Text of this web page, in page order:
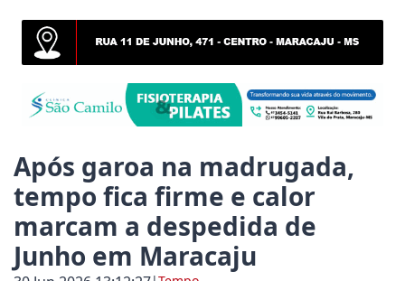
nada com a reforma tributária que começa em
destaca a importância cultural e turística da
inicia ações de conscientização e
amplia acesso ao planejamento familiar e
Após garoa na madrugada,
tempo fica firme e calor
marcam a despedida de
Junho em Maracaju